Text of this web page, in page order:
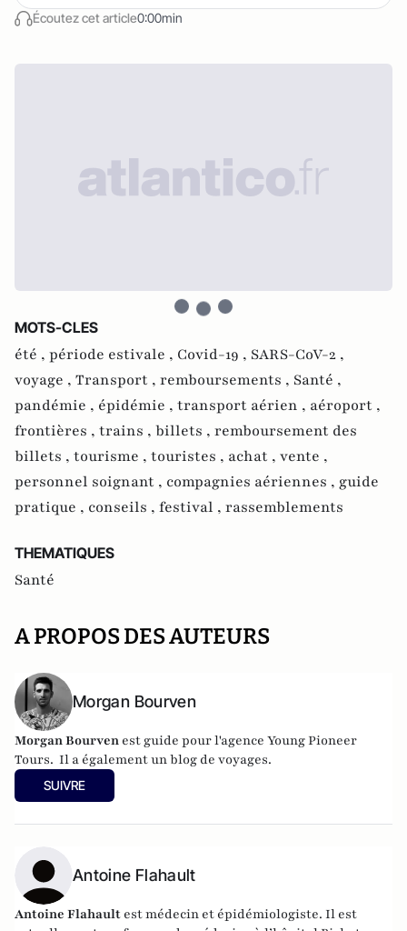
Écoutez cet article0:00min
MOTS-CLES
été , période estivale , Covid-19 , SARS-CoV-2 ,
voyage , Transport , remboursements , Santé ,
pandémie , épidémie , transport aérien , aéroport ,
frontières , trains , billets , remboursement des
billets , tourisme , touristes , achat , vente ,
personnel soignant , compagnies aériennes , guide
pratique , conseils , festival , rassemblements
THEMATIQUES
Santé
A PROPOS DES AUTEURS
Morgan Bourven
Morgan Bourven est guide pour l'agence Young Pioneer
Tours. Il a également unblog de voyages.
SUIVRE
Antoine Flahault
Antoine Flahault est médecin et épidémiologiste. Il est